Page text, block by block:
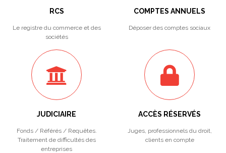
RCS
Le registre du commerce et des
sociétés
COMPTES ANNUELS
Déposer des comptes sociaux
JUDICIAIRE
Fonds / Référés / Requêtes.
Traitement de difficultés des
entreprises
ACCÈS RÉSERVÉS
Juges, professionnels du droit,
clients en compte